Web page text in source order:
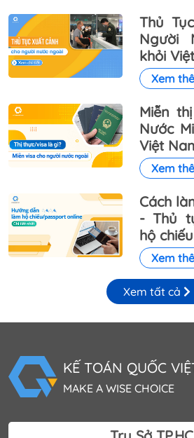
Thủ
Người
khỏi
Xem
Miễn
Nước
Việt
Xem
Cách
- Thủ
hộ
Xem
Xem tất cả
KẾ TOÁN QUỐC
MAKE A WISE CHOICE